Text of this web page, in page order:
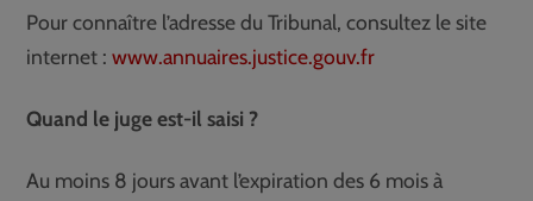
Pour connaître l’adresse du Tribunal, consultez le site
internet :www.annuaires.justice.gouv.fr
Quand le juge est-il saisi ?
Au moins 8 jours avant l’expiration des 6 mois à